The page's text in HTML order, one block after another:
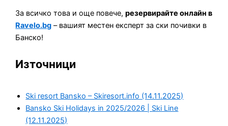
За всичко това и още повече,резервирайте онлайн в
Ravelo.bg – вашият местен експерт за ски почивки в
Банско!
Източници
Ski resort Bansko – Skiresort.info (14.11.2025)
Bansko Ski Holidays in 2025/2026 | Ski Line
(12.11.2025)